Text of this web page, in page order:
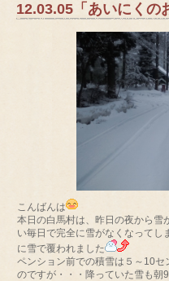
12.03.05「あいにくの
こんばんは
本日の白馬村は、昨日の夜から雪
い毎日で完全に雪がなくなってし
に雪で覆われました
ペンション前での積雪は５～10
のですが・・・降っていた雪も朝